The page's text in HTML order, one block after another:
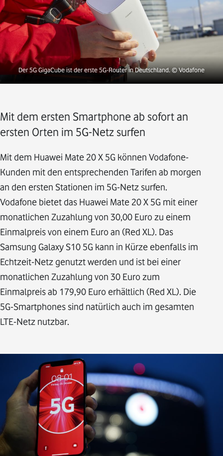
Der 5G GigaCube ist der erste 5G-Router in Deutschland.© Vodafone
Mit dem ersten Smartphone ab sofort an
ersten Orten im 5G-Netz surfen
Mit dem Huawei Mate 20 X 5G können Vodafone-
Kunden mit den entsprechenden Tarifen ab morgen
an den ersten Stationen im 5G-Netz surfen.
Vodafone bietet das Huawei Mate 20 X 5G mit einer
monatlichen Zuzahlung von 30,00 Euro zu einem
Einmalpreis von einem Euro an (Red XL). Das
Samsung Galaxy S10 5G kann in Kürze ebenfalls im
Echtzeit-Netz genutzt werden und ist bei einer
monatlichen Zuzahlung von 30 Euro zum
Einmalpreis ab 179,90 Euro erhältlich (Red XL). Die
5G-Smartphones sind natürlich auch im gesamten
LTE-Netz nutzbar.